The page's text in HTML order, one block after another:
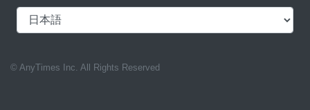
© AnyTimes Inc. All Rights Reserved